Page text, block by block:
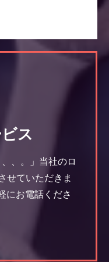
ス
、。」当社のロ
せていただきま
にお電話くださ